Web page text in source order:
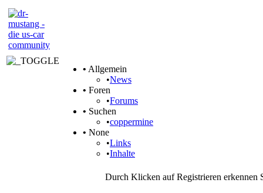
• Allgemein
•News
• Foren
•Forums
• Suchen
•coppermine
• None
•Links
•Inhalte
Durch Klicken auf Registrieren erkennen